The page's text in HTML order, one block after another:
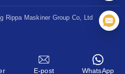
Rippa Maskiner Group Co, Ltd
E-post WhatsApp